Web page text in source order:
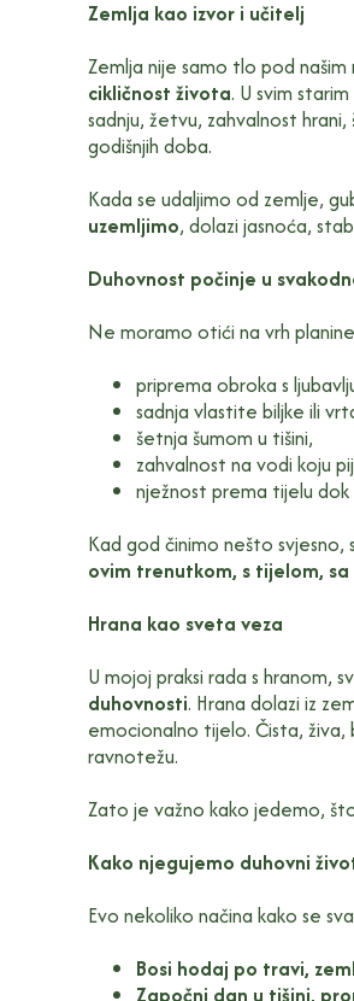
Zemlja kao izvor i učitelj
Zemlja nije samo tlo pod
cikličnost života. U svim
sadnju, žetvu, zahvalnost
godišnjih doba.
Kada se udaljimo od zemlje,
uzemljimo, dolazi jasnoća,
Duhovnost počinje u
Ne moramo otići na vrh
priprema obroka s
sadnja vlastite biljke ili
šetnja šumom u tišini,
zahvalnost na vodi koju
nježnost prema tijelu
Kad god činimo nešto svjesno,
ovim trenutkom, s tijelom,
Hrana kao sveta veza
U mojoj praksi rada s hranom,
duhovnosti. Hrana dolazi iz
emocionalno tijelo. Čista, živa,
ravnotežu.
Zato je važno kako jedemo,
Kako njegujemo duhovni
Evo nekoliko načina kako se
Bosi hodaj po travi,